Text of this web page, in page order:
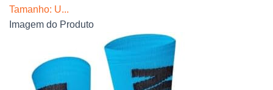
Tamanho: U...
Imagem do Produto